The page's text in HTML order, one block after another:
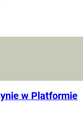
w Platformie